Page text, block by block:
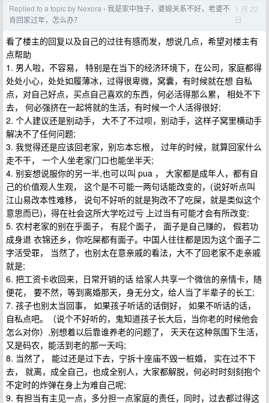
Replied to a topic by Nexora › 我是家中独子，婆媳关系不好，老婆不
肯回家过年，怎么办？
1 月 22
日
看了楼主的回复以及自己的过往有感而发，想说几点，希望对楼主有
点帮助
1. 男人啦，不容易， 特别是在当下的经济环境下，在公司，家庭都得
处处小心，处处如履薄冰，过得很卑微，窝囊，有时候就在想 自私
点，对自己好点，买点自己喜欢的东西，何必活得那么累， 相处不下
去， 何必强挤在一起将就的生活，有时候一个人活得很好;
2. 个人建议还是别动手， 大不了不过呗，别动手，这样子窝里横动手
解决不了任何问题;
3. 我觉得还是应该回老家，别忘本忘根， 过年的时候，就算回家什么
走不干， 一个人坐老家门口也能坐半天;
4. 别妄想说服你的另一半,也可以叫 pua ， 大家都是成年人，都有自
己的价值观人生观， 这个是不可能一两句话能改变的，(说好听点叫
江山易改本性难移， 说句不好听的就是狗改不了吃屎，就是类似这个
意思而已)，得在社会这所大学吃过亏 上过当有可能才会有所改变;
5. 农村老家的别在乎面子， 有屁个面子， 面子是自己赚的， 假若功
成身退 衣锦还乡，你吃屎都有面子。中国人往往都是因为这个面子二
字活受罪， 当然了，也别太在意亲戚的看法，大不了回老家不走亲戚
就是;
6. 把工资卡收回来，日常开销的话 给家人共享一个微信的亲情卡，随
便花， 要不然，等到离婚那天，身无分文，给人当了半辈子的长工;
7. 孩子也别太当回事， 如果孩子听话的话倒好， 如果不听话的话，
自私点吧。（说个不好听的，鬼知道孩子长大后，当你老的时候他会
怎么对你）,别想着以后靠谁养老的问题了， 天天在这种氛围下生活，
又是码农，能活到老的那一天吗;
8. 当然了， 能过还是过下去，宁拆十座庙不毁一桩婚， 实在过不下
去， 就离，成全自己，也成全别人，大家都解脱，何必时时刻刻抱个
不定时的炸弹在身上为难自己呢;
9. 有担当有主见一点，多分担一点家庭的责任，同时，过去都过得这